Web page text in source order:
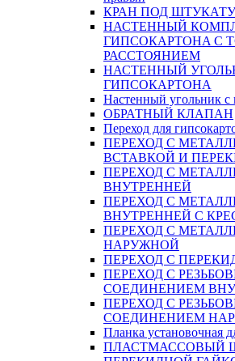
КРАН ПОД
НАСТЕННЫЙ
ГИПСОКАРТОНA С
РАССТОЯНИЕМ
НАСТЕННЫЙ
ГИПСОКАРТОНА
Настенный угольник с
ОБРАТНЫЙ КЛАПАН
Переход для
ПЕРЕХОД С
ВСТАВКОЙ И
ПЕРЕХОД С
ВНУТРЕННЕЙ
ПЕРЕХОД С
ВНУТРЕННЕЙ С
ПЕРЕХОД С
НАРУЖНОЙ
ПЕРЕХОД С
ПЕРЕХОД С
СОЕДИНЕНИЕМ
ПЕРЕХОД С
СОЕДИНЕНИЕМ
Планка установочная
ПЛАСТМАССОВЫЙ